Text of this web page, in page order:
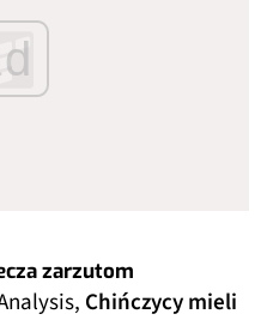
zarzutom
Chińczycy mieli